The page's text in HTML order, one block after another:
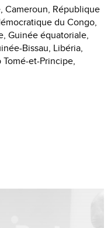
Cameroun, République
du Congo,
Guinée équatoriale,
Bissau, Libéria,
et-Principe,